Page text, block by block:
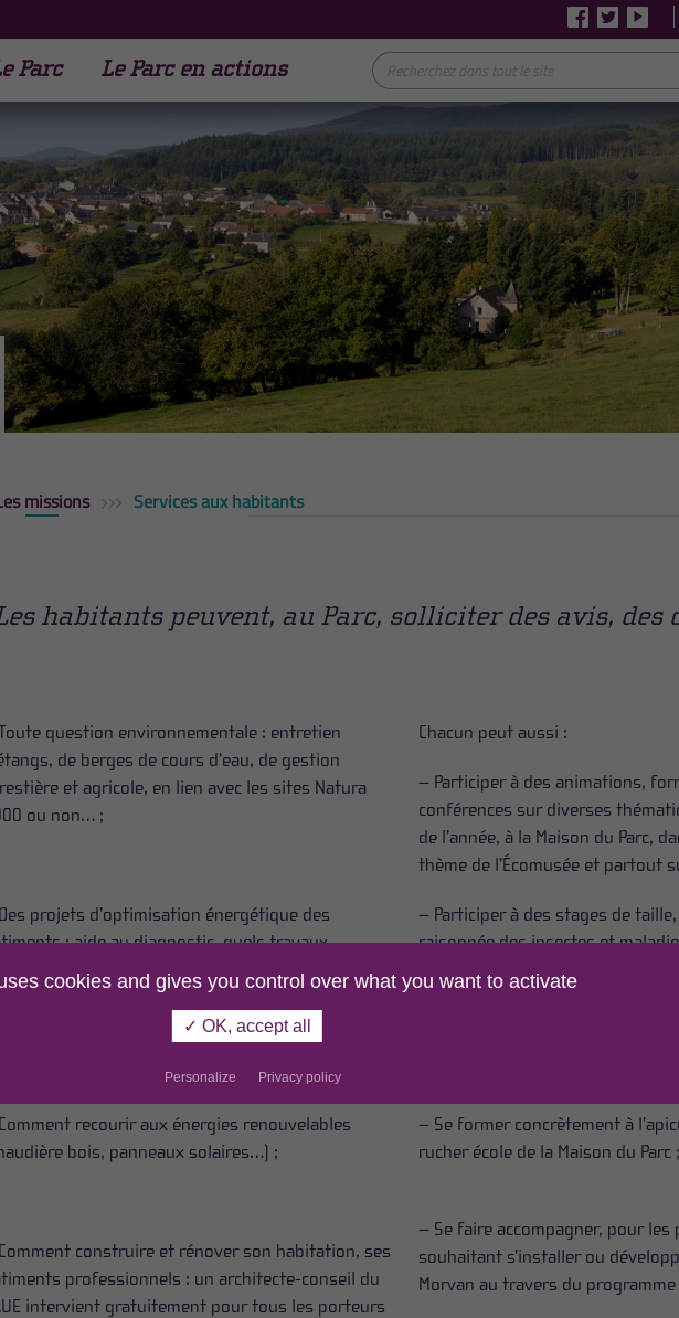
Parc Le Parc en actions
missions Services aux habitants
habitants peuvent, au Parc, solliciter des avis, des
question environnementale : entretien
de berges de cours d’eau, de gestion
et agricole, en lien avec les sites Natura
ou non… ;
projets d’optimisation énergétique des
: aide au diagnostic, quels travaux
pour réduire sa consommation énergétique
améliorer le confort de son habitation tout en
sa facture énergétique.
recourir aux énergies renouvelables
bois, panneaux solaires…) ;
construire et rénover son habitation, ses
professionnels : un architecte-conseil du
intervient gratuitement pour tous les porteurs
Chacun peut aussi :
– Participer à des animations,
conférences sur diverses
de l’année, à la Maison du Parc,
thème de l’Écomusée et partout
– Participer à des stages de
raisonnée des insectes et
du verger conservatoire de la
– Louer un pressoir à jus de
pasteurisateur pour valoriser
– Se former concrètement à
rucher école de la Maison du Parc ;
– Se faire accompagner, pour
souhaitant s’installer ou
Morvan au travers du programme
cookies and gives you control over what you want to activate
✓ OK, accept all
Personalize Privacy policy